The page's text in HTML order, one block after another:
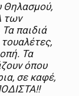
Θηλασμού,
των
παιδιά
Τα
όπου
σε καφέ,